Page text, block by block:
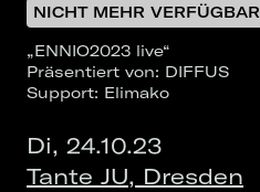
NICHT MEHR VERFÜGBAR
„ENNIO2023 live“
Präsentiert von: DIFFUS
Support: Elimako
Di, 24.10.23
Tante JU, Dresden